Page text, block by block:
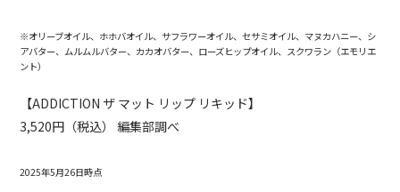
※オリーブオイル、ホホバオイル、サフラワーオイル、セサミオイル、マヌカハニー、シ
アバター、ムルムルバター、カカオバター、ローズヒップオイル、スクワラン（エモリエ
ント）
【ADDICTION ザ マット リップ リキッド】
3,520円（税込） 編集部調べ
2025年5月26日時点